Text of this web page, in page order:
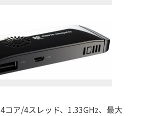
ア/4スレッド、1.33GHz、最大